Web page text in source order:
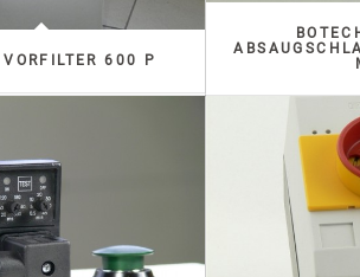
600 P